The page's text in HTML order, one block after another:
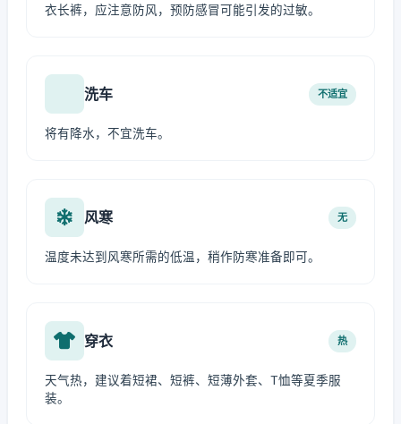
衣长裤，应注意防风，预防感冒可能引发的过敏。
洗车 不适宜
将有降水，不宜洗车。
风寒 无
温度未达到风寒所需的低温，稍作防寒准备即可。
穿衣 热
天气热，建议着短裙、短裤、短薄外套、T恤等夏季服
装。